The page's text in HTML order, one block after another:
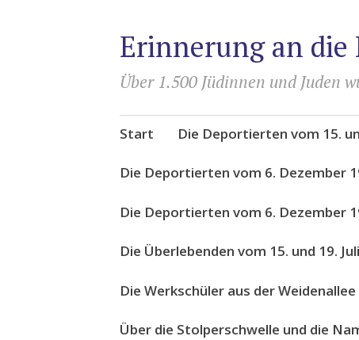
Erinnerung an die
Über 1.500 Jüdinnen und Juden
Zum
springen
Start Die Deportierten vom 15.
Die Deportierten vom 6. Dezember
Die Deportierten vom 6. Dezember
Die Überlebenden vom 15. und 19.
Die Werkschüler aus der Weidenallee
Über die Stolperschwelle und die